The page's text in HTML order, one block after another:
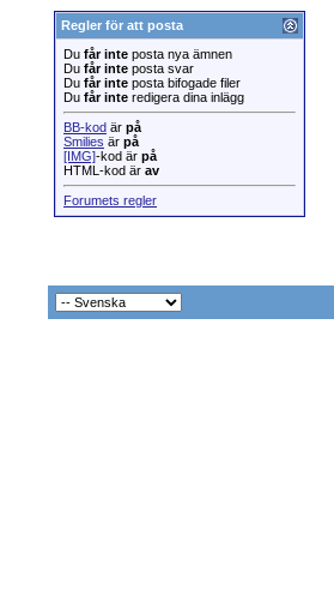
Regler för att posta
Du får inte posta nya ämnen
Du får inte posta svar
Du får inte posta bifogade filer
Du får inte redigera dina inlägg
BB-kod är på
Smilies är på
[IMG]-kod är på
HTML-kod är av
Forumets regler